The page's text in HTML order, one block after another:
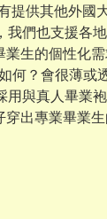
提供其他外國
們也支援各
生的個性化需
何？會很薄或
與真人畢業
出專業畢業生